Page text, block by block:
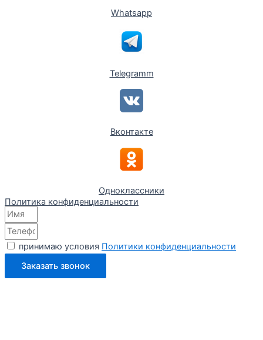
Whatsapp
Telegramm
Вконтакте
Одноклассники
Политика конфиденциальности
принимаю условия Политики конфиденциальности
Заказать звонок